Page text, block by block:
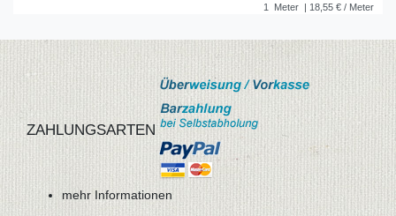
1 Meter | 18,55 € / Meter
ZAHLUNGSARTEN
mehr Informationen